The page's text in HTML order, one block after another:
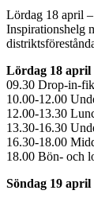
Lördag 18 april
Inspirationshelg
Lördag 18 april
09.30 Drop-in-
10.00-12.00
12.00-13.30
13.30-16.30
16.30-18.00
18.00 Bön- och
Söndag 19 april